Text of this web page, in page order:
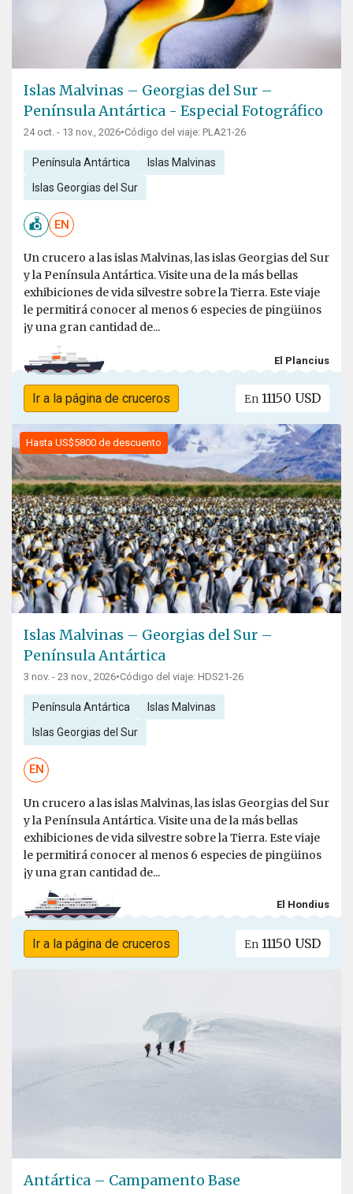
Islas Malvinas – Georgias del Sur –
Península Antártica - Especial Fotográfico
24 oct. - 13 nov., 2026•Código del viaje: PLA21-26
Península Antártica Islas Malvinas
Islas Georgias del Sur
EN
Un crucero a las islas Malvinas, las islas Georgias del Sur
y la Península Antártica. Visite una de la más bellas
exhibiciones de vida silvestre sobre la Tierra. Este viaje
le permitirá conocer al menos 6 especies de pingüinos
¡y una gran cantidad de...
El Plancius
Ir a la página de cruceros En 11150 USD
Hasta US$5800 de descuento
Islas Malvinas – Georgias del Sur –
Península Antártica
3 nov. - 23 nov., 2026•Código del viaje: HDS21-26
Península Antártica Islas Malvinas
Islas Georgias del Sur
EN
Un crucero a las islas Malvinas, las islas Georgias del Sur
y la Península Antártica. Visite una de la más bellas
exhibiciones de vida silvestre sobre la Tierra. Este viaje
le permitirá conocer al menos 6 especies de pingüinos
¡y una gran cantidad de...
El Hondius
Ir a la página de cruceros En 11150 USD
Antártica – Campamento Base